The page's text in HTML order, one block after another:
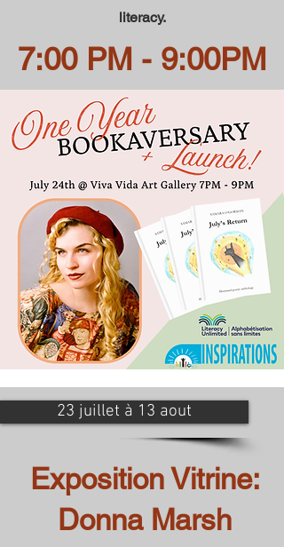
literacy.
7:00 PM - 9:00PM
23 juillet à 13 aout
Exposition Vitrine:
Donna Marsh